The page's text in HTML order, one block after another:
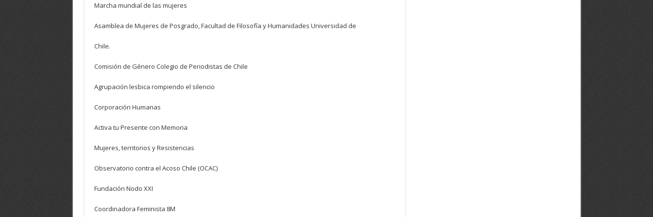
Marcha mundial de las mujeres
Asamblea de Mujeres de Posgrado, Facultad de Filosofía y Humanidades Universidad de
Chile.
Comisión de Género Colegio de Periodistas de Chile
Agrupación lesbica rompiendo el silencio
Corporación Humanas
Activa tu Presente con Memoria
Mujeres, territorios y Resistencias
Observatorio contra el Acoso Chile (OCAC)
Fundación Nodo XXI
Coordinadora Feminista 8M